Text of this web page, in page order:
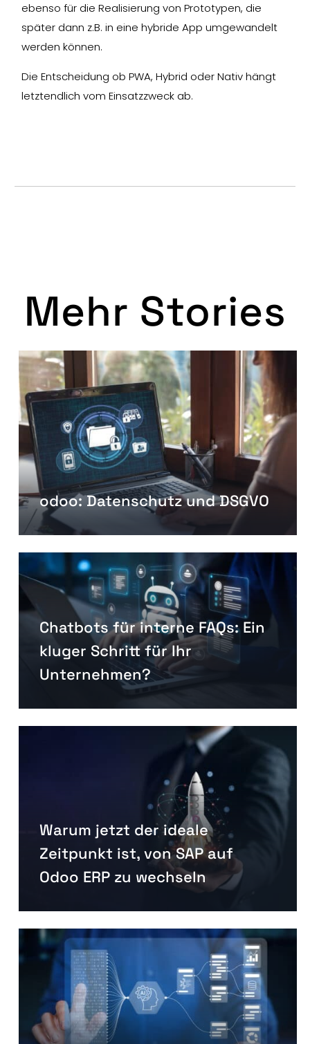
ebenso für die Realisierung von Prototypen, die
später dann z.B. in eine hybride App umgewandelt
werden können.
Die Entscheidung ob PWA, Hybrid oder Nativ hängt
letztendlich vom Einsatzzweck ab.
Mehr Stories
odoo: Datenschutz und DSGVO
Chatbots für interne FAQs: Ein
kluger Schritt für Ihr
Unternehmen?
Warum jetzt der ideale
Zeitpunkt ist, von SAP auf
Odoo ERP zu wechseln